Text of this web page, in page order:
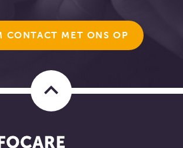
CONTACT MET ONS OP
keyboard_arrow_up